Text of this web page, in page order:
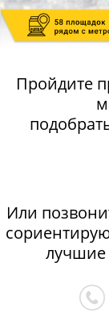
Пройдите
Или
лучшие